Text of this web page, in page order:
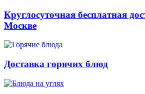
Круглосуточная бесплатная
Москве
Доставка горячих блюд